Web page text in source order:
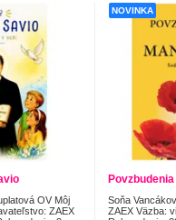
OV Môj
ZAEX
NOVINKA
Soňa
ZAEX Väzba: